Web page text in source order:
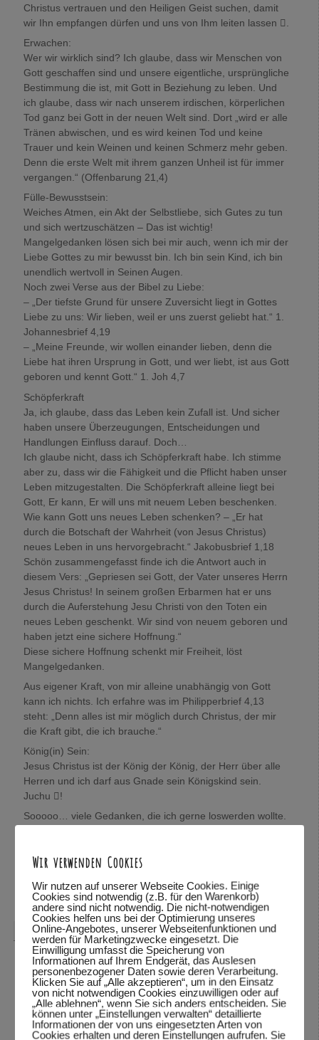
Christus vertrauen und den Heiligen Geist suchen, damit
wir Ihn empfangen dürfen und uns von Ihm leiten lassen .
Erwachen:
Wer wir wirklich sind? Ich glaube, dass wir Menschen von
Gott geschaffen sind und unsere eigentliche, ursprüngliche
Bestimmung die ist, mit Gott in Beziehung zu leben. Und
ich glaube, dass wir nach unserem irdischen, körperlichen
Tod ganz bei Gott in der neuen Welt sind. Dort „wird er alle
Tränen abwischen, und es wird keinen Tod und keine
Trauer und kein Weinen und keinen Schmerz mehr geben.
Denn die erste Welt mit ihrem ganzen Unheil ist für immer
vergangen.“ (Offenbarung 21,4)
Fülle-Bewusstsein:
Weiches Atmen, ein Akt der Selbstliebe, sich Gutes zu tun
und sich wertzuschätzen – Das ist wichtig!
Mangelgedanken lösen sich bei mir auch, wenn ich mir der
Liebe Gottes zu mir bewusst bin. Ich bin sein Kind, ich bin
unendlich wertvoll in Seinen Augen.
Noch zwei Verse aus der Bibel zu Liebe:
– „Der tiefste Grund für unsere Zuversicht liegt in Gottes
Liebe zu uns: Wir lieben, weil er uns zuerst geliebt hat.“ 1.
Johannesbrief 4,19
– „Meine Freunde, wir wollen einander lieben, denn die
Liebe hat ihren Ursprung in Gott, und wer liebt, ist aus Gott
geboren und kennt Gott.“ 1. Joh 4,7
Schöpferkraft
Ja, ich glaube, dass das Leben kein Zufall ist. Und sicher
haben unsere Überzeugungen, Entscheidungen und
Handlungen Einfluss darauf. Doch…
Ich glaube nicht, dass ich Schöpferkraft habe. Ich stimme
aber zu, dass wir die Fähigkeit und die Pflicht haben unser
Leben mitzugestalten. Die Schöpferkraft alleine liegt bei
Gott, Er kann, Er will uns mit neuem Leben beschenken.
Wie kann Gott uns neues Leben schenken? – „Er hat
durch die Botschaft der Wahrheit (von Jesus Christus)
neues Leben in uns hervorgebracht.“ Jakobusbrief 1,18
Schön zusammengefasst finde ich die Antwort auch in
diesem Vers: „Gepriesen sei Gott, der Vater unseres Herrn
Jesus Christus! In seinem großen Erbarmen hat er uns
durch die Auferstehung Jesu Christi von den Toten ein
neues Leben geschenkt. Wir sind von neuem geboren und
haben jetzt eine sichere Hoffnung.“
Diese sichere Hoffnung schenkt mir Freiheit, löst
Mangelgedanken.
Aus eigener Kraft, von mir alleine unabhängig von Gott
kann ich nichts. Ich erfahre was im Philipperbrief 4,13
steht: „Denn alles ist mir möglich durch Christus, der mir
die Kraft gibt, die ich brauche.“
König(in) Sein:
Jesus Christus ist der König der König, der Herr über alle
Herren und ich darf aus Gnade sein Königskind sein.
Juchu !
Sooooo… viele Gedanken, die ich gerne loswerden wollte.
In Verbundenheit,
Mira
Antworten↓
Wolfgang Dodelsagte am28.10.2015 um 22:08 :
Hallo Mira,
vielen Dank für das mitteilen deiner Gedanken. Schön,
dass du so viele Bibelstellen zitieren kannst und mit uns
teilst.
Was ich über deine Gedanken denke? Ich habe deine
Wir verwenden Cookies
Wir nutzen auf unserer Webseite Cookies. Einige
Cookies sind notwendig (z.B. für den Warenkorb)
andere sind nicht notwendig. Die nicht-notwendigen
Cookies helfen uns bei der Optimierung unseres
Online-Angebotes, unserer Webseitenfunktionen und
werden für Marketingzwecke eingesetzt. Die
Einwilligung umfasst die Speicherung von
Informationen auf Ihrem Endgerät, das Auslesen
personenbezogener Daten sowie deren Verarbeitung.
Klicken Sie auf „Alle akzeptieren“, um in den Einsatz
von nicht notwendigen Cookies einzuwilligen oder auf
„Alle ablehnen“, wenn Sie sich anders entscheiden. Sie
können unter „Einstellungen verwalten“ detaillierte
Informationen der von uns eingesetzten Arten von
Cookies erhalten und deren Einstellungen aufrufen. Sie